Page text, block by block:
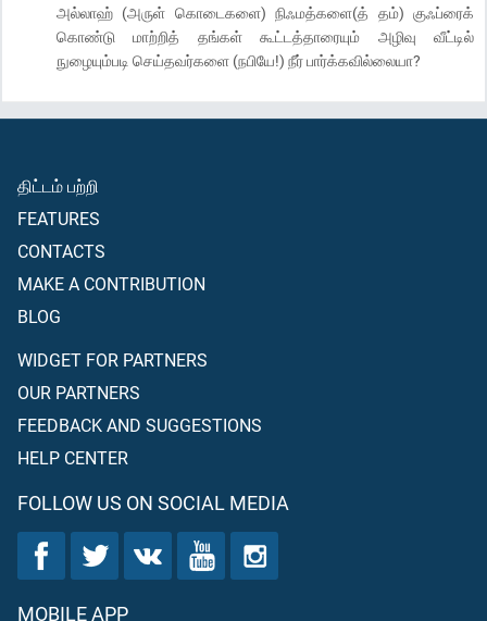
அல்லாஹ் (அருள் கொடைகளை) நிஃமத்களை(த் தம்) குஃப்ரைக்
கொண்டு மாற்றித் தங்கள் கூட்டத்தாரையும் அழிவு வீட்டில்
நுழையும்படி செய்தவர்களை (நபியே!) நீர் பார்க்கவில்லையா?
திட்டம் பற்றி
FEATURES
CONTACTS
MAKE A CONTRIBUTION
BLOG
WIDGET FOR PARTNERS
OUR PARTNERS
FEEDBACK AND SUGGESTIONS
HELP CENTER
FOLLOW US ON SOCIAL MEDIA
MOBILE APP